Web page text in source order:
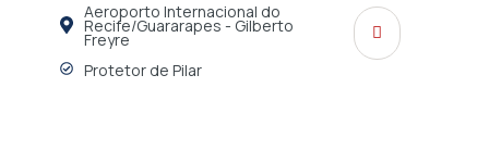
Aeroporto Internacional do
Recife/Guararapes - Gilberto
Freyre
Protetor de Pilar